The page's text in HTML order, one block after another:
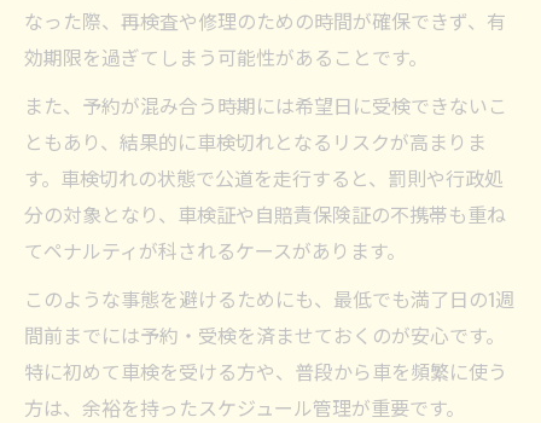
なった際、再検査や修理のための時間が確保できず、有
効期限を過ぎてしまう可能性があることです。
また、予約が混み合う時期には希望日に受検できないこ
ともあり、結果的に車検切れとなるリスクが高まりま
す。車検切れの状態で公道を走行すると、罰則や行政処
分の対象となり、車検証や自賠責保険証の不携帯も重ね
てペナルティが科されるケースがあります。
このような事態を避けるためにも、最低でも満了日の1週
間前までには予約・受検を済ませておくのが安心です。
特に初めて車検を受ける方や、普段から車を頻繁に使う
方は、余裕を持ったスケジュール管理が重要です。